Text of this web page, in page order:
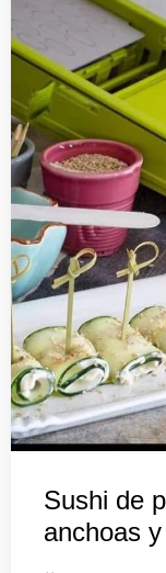
Sushi de
anchoas